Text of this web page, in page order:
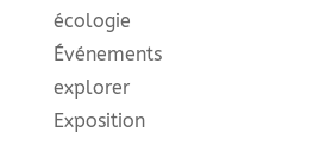
écologie
Événements
explorer
Exposition